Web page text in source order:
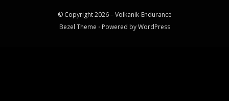
© Copyright 2026 –Volkanik-Endurance
Bezel Theme ⋅ Powered byWordPress